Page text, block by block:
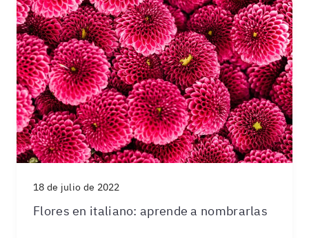
18 de julio de 2022
Flores en italiano: aprende a nombrarlas